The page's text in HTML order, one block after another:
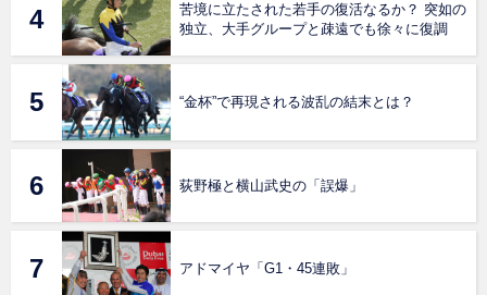
苦境に立たされた若手の復活なるか？ 突如の
独立、大手グループと疎遠でも徐々に復調
“金杯”で再現される波乱の結末とは？
荻野極と横山武史の「誤爆」
アドマイヤ「G1・45連敗」